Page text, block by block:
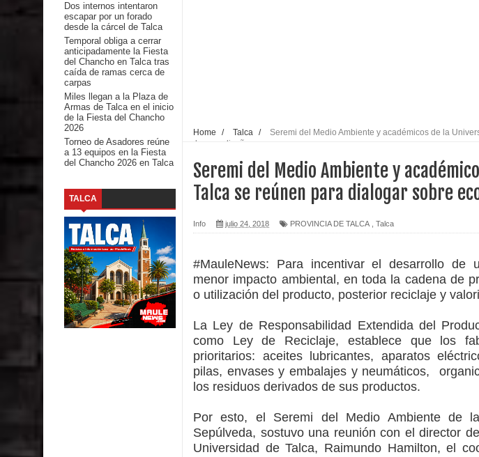
Renuncia del seremi Minvu en el Maule golpea al Gobierno en medio de denuncias por
Talca
Diputado Jorge Guzmán rechaza proyecto de interconexión eléctrica en la alta cordillera del
impacto ambiental
INDAP entregó $189 millones en incentivos a usuarios de PRODESAL de la provincia de
Municipalidad de Curicó apuesta a la innovación en tecnología educativa con nuevas
Seremi de Desarrollo Social y Familia lanzó en el Maule el Fondo Concursable de Promoción
Saludables 2026
Ballet: La magia de La Cenicienta llegará al Teatro Regional del Maule en una función
Día de la Niñez
GORE Maule figura tercero a nivel nacional en gasto por viajes y traslados con $133
Dos internos intentaron escapar por un forado desde la cárcel de Talca
Temporal obliga a cerrar anticipadamente la Fiesta del Chancho en Talca tras caída de
Miles llegan a la Plaza de Armas de Talca en el inicio de la Fiesta del Chancho 2026
Dos internos intentaron
escapar por un forado
desde la cárcel de Talca
Temporal obliga a cerrar
anticipadamente la Fiesta
del Chancho en Talca tras
caída de ramas cerca de
carpas
Miles llegan a la Plaza de
Armas de Talca en el inicio
de la Fiesta del Chancho
2026
Torneo de Asadores reúne
a 13 equipos en la Fiesta
del Chancho 2026 en Talca
TALCA
Home / Talca /
Seremi del Medio Ambiente y académicos de la
sobre ecodiseño
Seremi del Medio Ambiente y
Talca se reúnen para dialogar sobre
Info julio 24, 2018 PROVINCIA DE TALCA Talca
#MauleNews: Para incentivar el desarrollo de
menor impacto ambiental, en toda la cadena de
o utilización del producto, posterior reciclaje y
La Ley de Responsabilidad Extendida del
como Ley de Reciclaje, establece que los
prioritarios: aceites lubricantes, aparatos
pilas, envases y embalajes y neumáticos,
los residuos derivados de sus productos.
Por esto, el Seremi del Medio Ambiente de
Sepúlveda, sostuvo una reunión con el director
Universidad de Talca, Raimundo Hamilton, el